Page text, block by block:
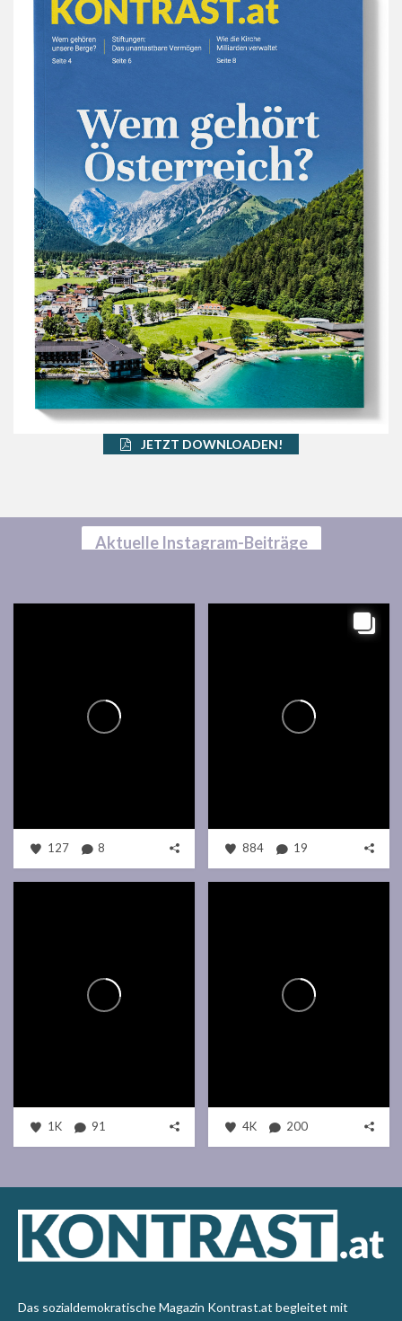
JETZT DOWNLOADEN!
Aktuelle Instagram-Beiträge
127 8 884 19
1K 91 4K 200
Das sozialdemokratische Magazin Kontrast.at begleitet mit